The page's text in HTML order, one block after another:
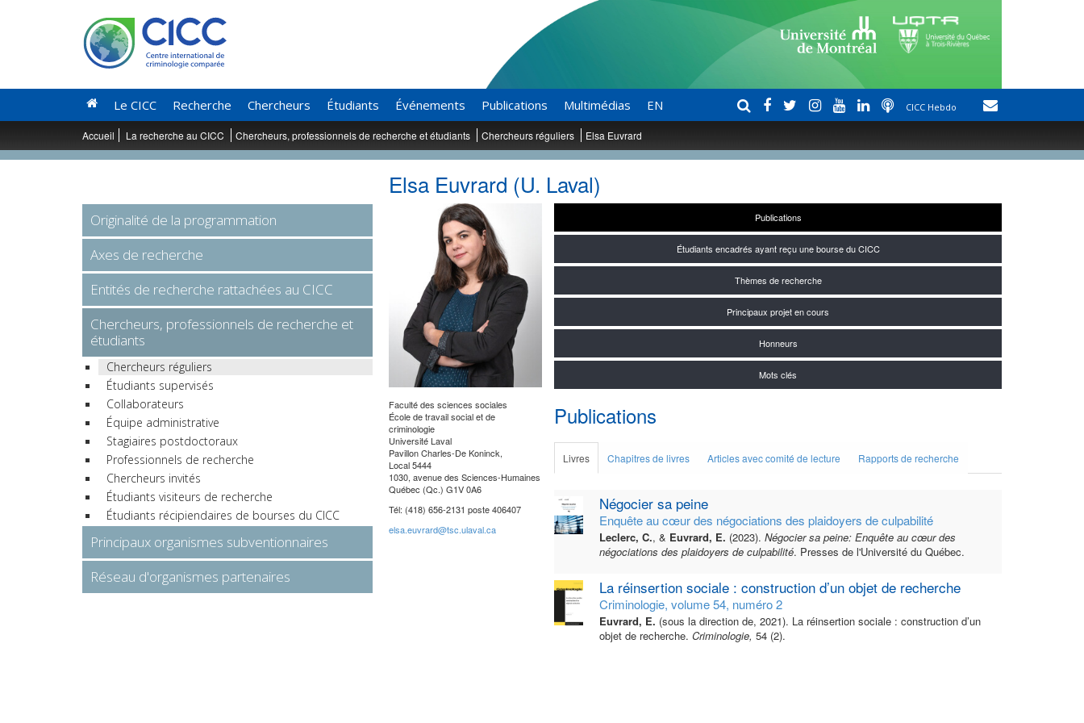
Le CICC Recherche Chercheurs Étudiants Événements Publications Multimédias EN CICC Hebdo
Accueil La recherche au CICC Chercheurs, professionnels de recherche et étudiants Chercheurs réguliers Elsa Euvrard
Elsa Euvrard (U. Laval)
Faculté des sciences sociales
École de travail social et de
criminologie
Université Laval
Pavillon Charles-De Koninck,
Local 5444
1030, avenue des Sciences-Humaines
Québec (Qc.) G1V 0A6
Tél: (418) 656-2131 poste 406407
elsa.euvrard@tsc.ulaval.ca
Publications
Étudiants encadrés ayant reçu une bourse du CICC
Thèmes de recherche
Principaux projet en cours
Honneurs
Mots clés
Publications
Livres Chapitres de livres Articles avec comité de lecture Rapports de recherche
Négocier sa peine
Enquête au cœur des négociations des plaidoyers de culpabilité
Leclerc, C., & Euvrard, E. (2023). Négocier sa peine: Enquête au cœur des
négociations des plaidoyers de culpabilité. Presses de l'Université du Québec.
La réinsertion sociale : construction d’un objet de recherche
Criminologie, volume 54, numéro 2
Euvrard, E. (sous la direction de, 2021). La réinsertion sociale : construction d’un
objet de recherche. Criminologie, 54 (2).
Originalité de la programmation
Axes de recherche
Entités de recherche rattachées au CICC
Chercheurs, professionnels de recherche et
étudiants
Chercheurs réguliers
Étudiants supervisés
Collaborateurs
Équipe administrative
Stagiaires postdoctoraux
Professionnels de recherche
Chercheurs invités
Étudiants visiteurs de recherche
Étudiants récipiendaires de bourses du CICC
Principaux organismes subventionnaires
Réseau d'organismes partenaires